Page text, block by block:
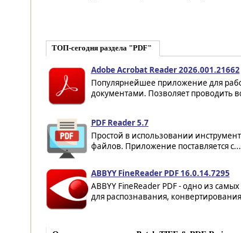
ТОП-сегодня раздела "PDF"
Adobe Acrobat Reader 2026.001.21662
Популярнейшее приложение для
документами. Позволяет проводить
PDF Reader 5.7
Простой в использовании
файлов. Приложение поставляется с...
ABBYY FineReader PDF 16.0.14.7295
ABBYY FineReader PDF - одно из
для распознавания,